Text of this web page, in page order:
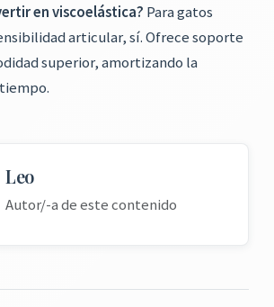
en viscoelástica? Para gatos
articular, sí. Ofrece soporte
superior, amortizando la
Leo
Autor/-a de este contenido